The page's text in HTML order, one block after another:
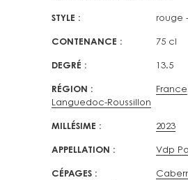
STYLE rouge
CONTENANCE 75 cl
DEGRÉ 13.5
RÉGION
France
Languedoc-Roussillon
MILLÉSIME 2023
APPELLATION Vdp
CÉPAGES